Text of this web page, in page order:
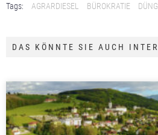
Tags: AGRARDIESEL BÜROKRATIE
DAS KÖNNTE SIE AUCH